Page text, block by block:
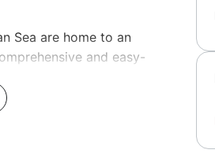
Sea are home to an
and easy-
coasts, in the
species accounts